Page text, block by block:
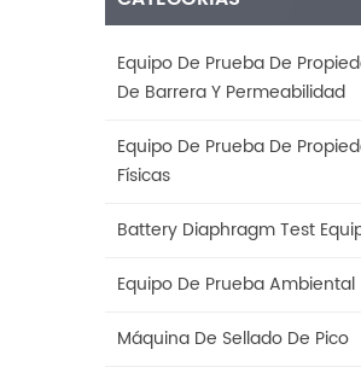
Equipo De Prueba De
De Barrera Y Permeabilidad
Equipo De Prueba De
Físicas
Battery Diaphragm Test
Equipo De Prueba Ambiental
Máquina De Sellado De Pico